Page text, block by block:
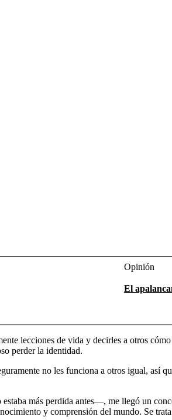
Opinión
El
lecciones de vida y decirles a otros
perder la identidad.
no les funciona a otros igual, así
más perdida antes—, me llegó un
y comprensión del mundo. Se